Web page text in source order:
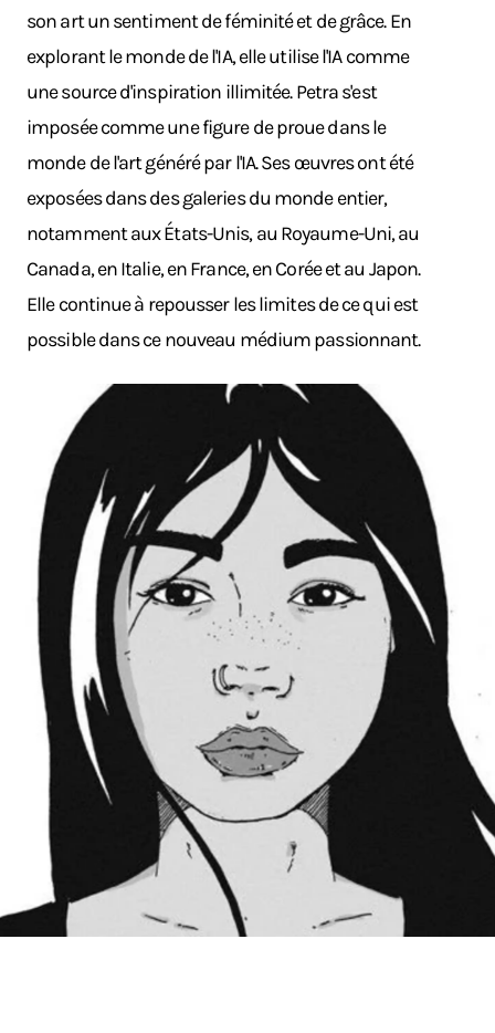
son art un sentiment de féminité et de grâce. En
explorant le monde de l'IA, elle utilise l'IA comme
une source d'inspiration illimitée. Petra s'est
imposée comme une figure de proue dans le
monde de l'art généré par l'IA. Ses œuvres ont été
exposées dans des galeries du monde entier,
notamment aux États-Unis, au Royaume-Uni, au
Canada, en Italie, en France, en Corée et au Japon.
Elle continue à repousser les limites de ce qui est
possible dans ce nouveau médium passionnant.